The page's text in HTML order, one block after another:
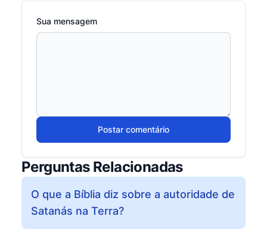
Sua mensagem
Postar comentário
Perguntas Relacionadas
O que a Bíblia diz sobre a autoridade de
Satanás na Terra?